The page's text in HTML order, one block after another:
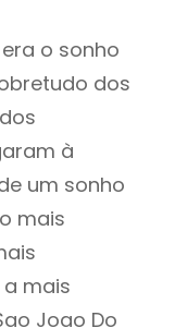
o sonho
dos
à
um sonho
mais
mais
Joao Do